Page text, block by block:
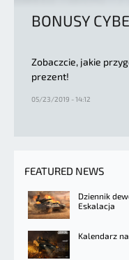
BONUSY
Zobaczcie, jakie
prezent!
05/23/2019 - 14:12
FEATURED NEWS
Dziennik
Eskalacja
Kalendarz